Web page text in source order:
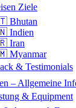
Ziele
Bhutan
Indien
Iran
Myanmar
& Testimonials
– Allgemeine
& Equipment